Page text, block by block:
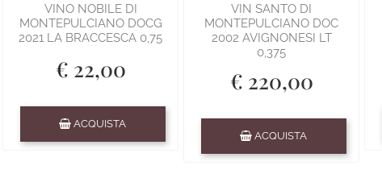
VINO NOBILE DI
MONTEPULCIANO DOCG
2021 LA BRACCESCA 0,75
€ 22,00
ACQUISTA
VIN SANTO DI
MONTEPULCIANO DOC
2002 AVIGNONESI LT
0,375
€ 220,00
ACQUISTA